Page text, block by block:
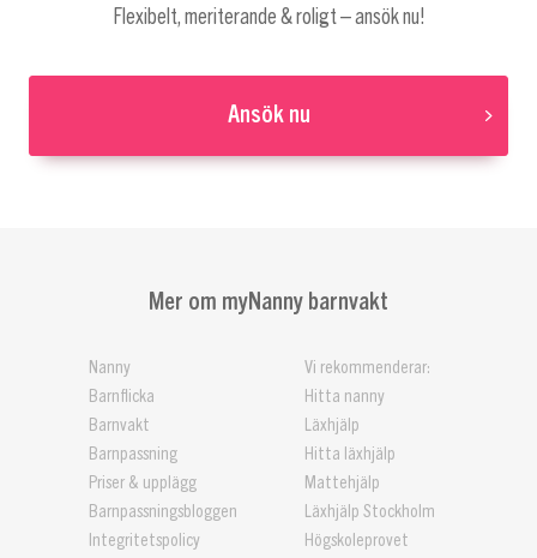
Flexibelt, meriterande & roligt – ansök nu!
Ansök nu
Mer om myNanny barnvakt
Nanny
Barnflicka
Barnvakt
Barnpassning
Priser & upplägg
Barnpassningsbloggen
Integritetspolicy
Vi rekommenderar:
Hitta nanny
Läxhjälp
Hitta läxhjälp
Mattehjälp
Läxhjälp Stockholm
Högskoleprovet